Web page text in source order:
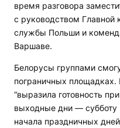
время разговора
с руководством Главной
службы Польши и
Варшаве.
Белорусы группами
пограничных площадках.
“выразила готовность
выходные дни — субботу
начала праздничных